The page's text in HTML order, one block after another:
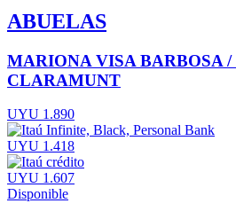
ABUELAS
MARIONA VISA BARBOSA
CLARAMUNT
UYU 1.890
UYU 1.418
UYU 1.607
Disponible